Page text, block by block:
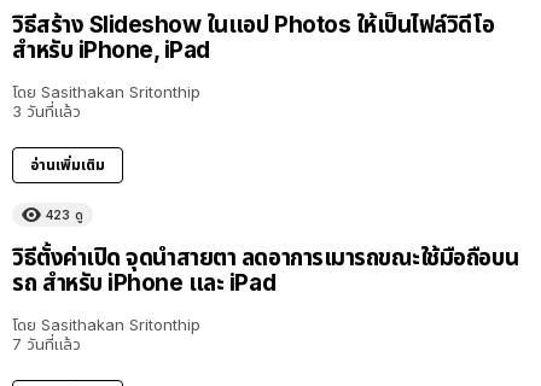
วิธีสร้าง Slideshow ในแอป Photos ให้เป็นไฟล์วิดีโอ
สำหรับ iPhone, iPad
โดย Sasithakan Sritonthip
3 วันที่แล้ว
อ่านเพิ่มเติม
423 ดู
วิธีตั้งค่าเปิด จุดนำสายตา ลดอาการเมารถขณะใช้มือถือบน
รถ สำหรับ iPhone และ iPad
โดย Sasithakan Sritonthip
7 วันที่แล้ว